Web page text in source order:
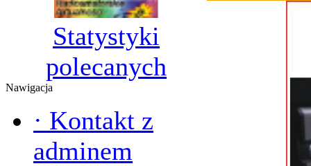
Statystyki
polecanych
Nawigacja
· Kontakt z
adminem